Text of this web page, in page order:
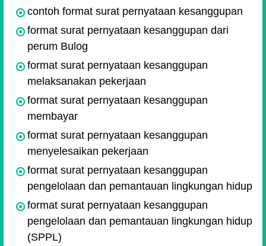
contoh format surat pernyataan kesanggupan
format surat pernyataan kesanggupan dari
perum Bulog
format surat pernyataan kesanggupan
melaksanakan pekerjaan
format surat pernyataan kesanggupan
membayar
format surat pernyataan kesanggupan
menyelesaikan pekerjaan
format surat pernyataan kesanggupan
pengelolaan dan pemantauan lingkungan hidup
format surat pernyataan kesanggupan
pengelolaan dan pemantauan lingkungan hidup
(SPPL)